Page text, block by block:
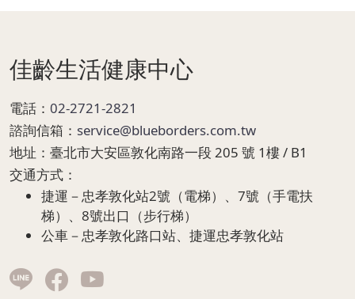
佳齡生活健康中心
電話： 02-2721-2821
諮詢信箱： service@blueborders.com.tw
地址： 臺北市大安區敦化南路一段 205 號 1樓 / B1
交通方式：
捷運－忠孝敦化站2號（電梯）、7號（手電扶
梯）、8號出口（步行梯）
公車－忠孝敦化路口站、捷運忠孝敦化站